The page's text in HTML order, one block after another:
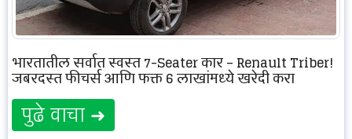
भारतातील सर्वात स्वस्त 7-Seater कार – Renault Triber!
जबरदस्त फीचर्स आणि फक्त 6 लाखांमध्ये खरेदी करा
पुढे वाचा ➜